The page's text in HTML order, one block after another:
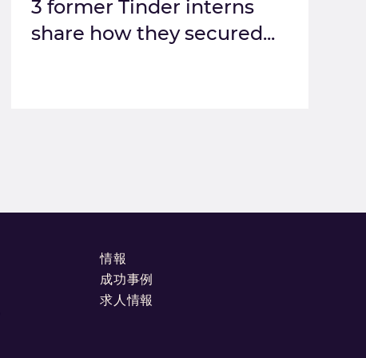
3 former Tinder interns
share how they secured...
情報
成功事例
求人情報